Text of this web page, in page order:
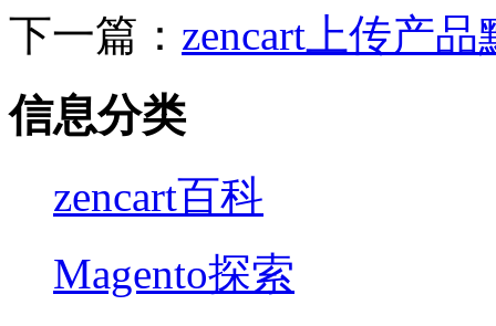
下一篇： zencart上传产
信息分类
zencart百科
Magento探索